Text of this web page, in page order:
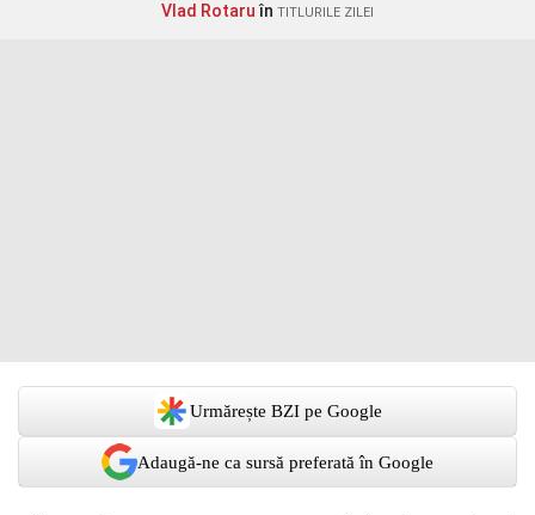
Vlad Rotaruîn TITLURILE ZILEI
Urmărește BZI pe Google
Adaugă-ne ca sursă preferată în Google